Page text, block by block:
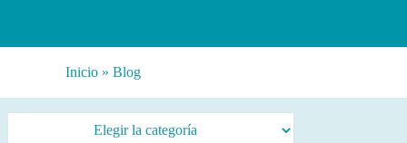
Inicio » Blog